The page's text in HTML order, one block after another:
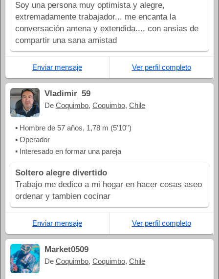
Soy una persona muy optimista y alegre,
extremadamente trabajador... me encanta la
conversación amena y extendida..., con ansias de
compartir una sana amistad
Enviar mensaje Ver perfil completo
Vladimir_59
De Coquimbo, Coquimbo, Chile
▪ Hombre de 57 años, 1,78 m (5'10'')
▪ Operador
▪ Interesado en formar una pareja
Soltero alegre divertido
Trabajo me dedico a mi hogar en hacer cosas aseo
ordenar y tambien cocinar
Enviar mensaje Ver perfil completo
Market0509
De Coquimbo, Coquimbo, Chile